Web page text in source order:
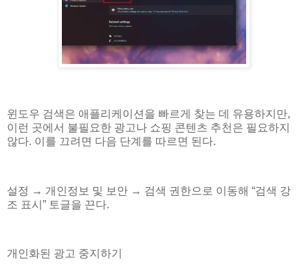
윈도우 검색은 애플리케이션을 빠르게 찾는 데 유용하지만,
이런 곳에서 불필요한 광고나 쇼핑 콘텐츠 추천은 필요하지
않다. 이를 끄려면 다음 단계를 따르면 된다.
설정 → 개인정보 및 보안 → 검색 권한으로 이동해 “검색 강
조 표시” 토글을 끈다.
개인화된 광고 중지하기